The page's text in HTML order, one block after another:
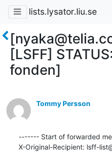
lists.lysator.liu.se
[LSFF]
fonden]
Tommy Persson
------- Start of forwarded
X-Original-Recipient: lsff-